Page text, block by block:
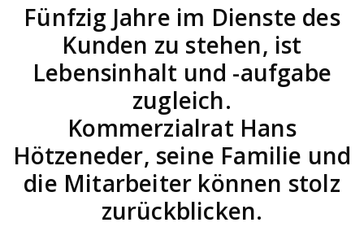
Fünfzig Jahre im Dienste des
Kunden zu stehen, ist
Lebensinhalt und -aufgabe
zugleich.
Kommerzialrat Hans
Hötzeneder, seine Familie und
die Mitarbeiter können stolz
zurückblicken.